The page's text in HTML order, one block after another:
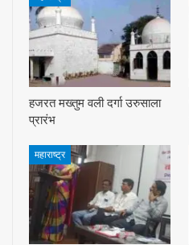
हजरत मख्तुम वली दर्गा उरुसाला
प्रारंभ
महाराष्ट्र